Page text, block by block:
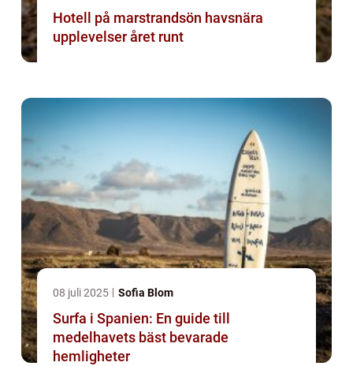
Hotell på marstrandsön havsnära
upplevelser året runt
08 juli 2025 Sofia Blom
Surfa i Spanien: En guide till
medelhavets bäst bevarade
hemligheter